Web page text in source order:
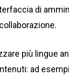
di
più lingue
ad